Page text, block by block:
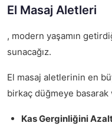
El Masaj Aletleri
, modern yaşamın
sunacağız.
El masaj aletlerinin en
birkaç düğmeye basarak
Kas Gerginliğini